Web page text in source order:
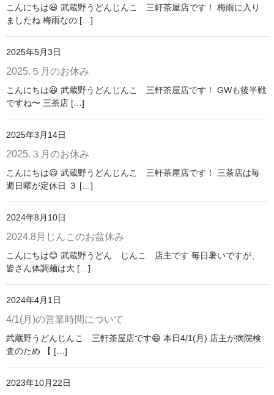
こんにちは😃 武蔵野うどんじんこ 三軒茶屋店です！ 梅雨に入り
ましたね 梅雨なの […]
2025年5月3日
2025.５月のお休み
こんにちは😃 武蔵野うどんじんこ 三軒茶屋店です！ GWも後半戦
ですね〜 三茶店 […]
2025年3月14日
2025.３月のお休み
こんにちは😃 武蔵野うどんじんこ 三軒茶屋店です！ 三茶店は毎
週日曜が定休日 ３ […]
2024年8月10日
2024.8月じんこのお盆休み
こんにちは😊 武蔵野うどん じんこ 店主です 毎日暑いですが、
皆さん体調麺は大 […]
2024年4月1日
4/1(月)の営業時間について
武蔵野うどんじんこ 三軒茶屋店です😄 本日4/1(月) 店主が病院検
査のため 【 […]
2023年10月22日